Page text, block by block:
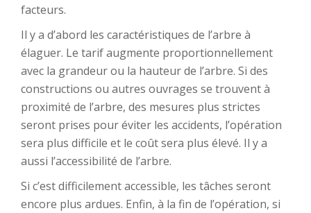
facteurs.
Il y a d’abord les caractéristiques de l’arbre à
élaguer. Le tarif augmente proportionnellement
avec la grandeur ou la hauteur de l’arbre. Si des
constructions ou autres ouvrages se trouvent à
proximité de l’arbre, des mesures plus strictes
seront prises pour éviter les accidents, l’opération
sera plus difficile et le coût sera plus élevé. Il y a
aussi l’accessibilité de l’arbre.
Si c’est difficilement accessible, les tâches seront
encore plus ardues. Enfin, à la fin de l’opération, si